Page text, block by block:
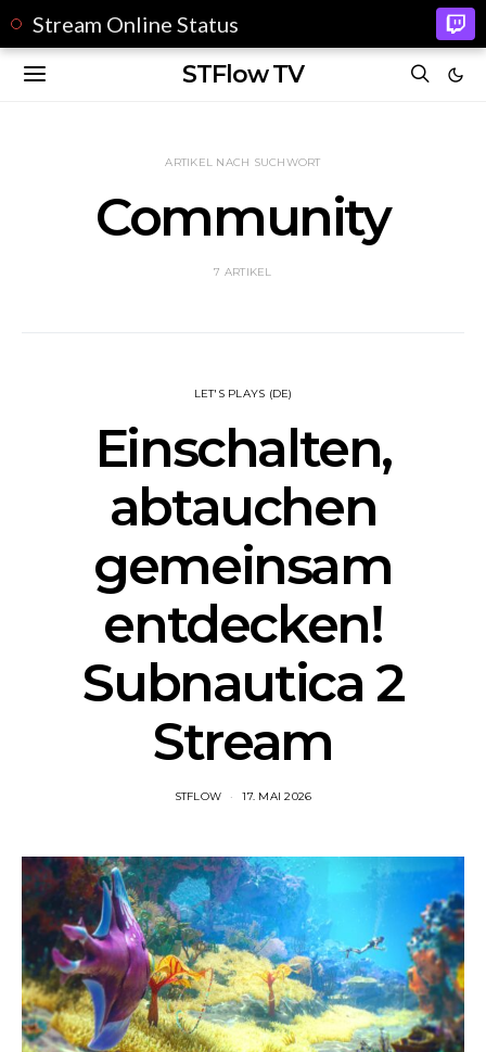
Stream Online Status
STFlow TV
ARTIKEL NACH SUCHWORT
Community
7 ARTIKEL
LET'S PLAYS (DE)
Einschalten,
abtauchen
gemeinsam
entdecken!
Subnautica 2
Stream
STFLOW 17. MAI 2026